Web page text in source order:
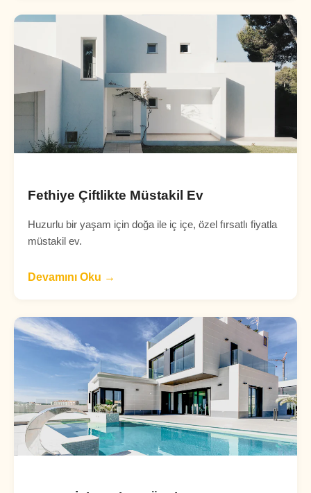
Fethiye Çiftlikte Müstakil Ev
Huzurlu bir yaşam için doğa ile iç içe, özel fırsatlı fiyatla
müstakil ev.
Devamını Oku →